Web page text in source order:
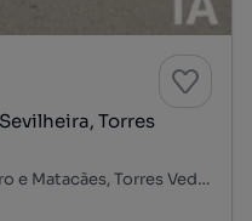
Torres
2565-359, Santa Maria, São Pedro e Matacães, Torres Vedras, Lisboa